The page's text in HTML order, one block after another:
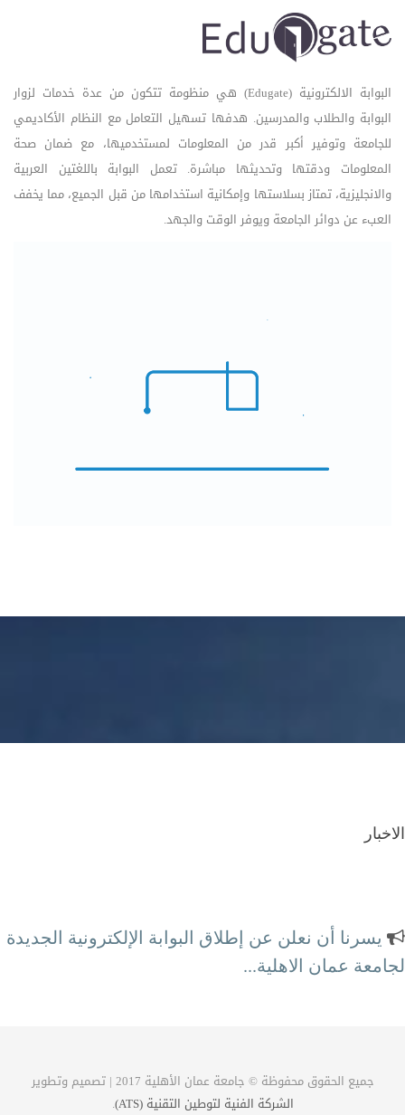
البوابة الالكترونية (Edugate) هي منظومة تتكون من عدة خدمات لزوار
البوابة والطلاب والمدرسين. هدفها تسهيل التعامل مع النظام الأكاديمي
للجامعة وتوفير أكبر قدر من المعلومات لمستخدميها، مع ضمان صحة
المعلومات ودقتها وتحديثها مباشرة. تعمل البوابة باللغتين العربية
والانجليزية، تمتاز بسلاستها وإمكانية استخدامها من قبل الجميع، مما يخفف
العبء عن دوائر الجامعة ويوفر الوقت والجهد.
الاخبار
يسرنا أن نعلن عن إطلاق البوابة الإلكترونية الجديدة
لجامعة عمان الاهلية...
جميع الحقوق محفوظة © جامعة عمان الأهلية 2017 | تصميم وتطوير
الشركة الفنية لتوطين التقنية (ATS)
.